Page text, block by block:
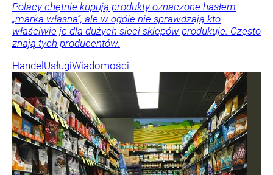
Polacy chętnie kupują produkty oznaczone hasłem
„marka własna”, ale w ogóle nie sprawdzają kto
właściwie je dla dużych sieci sklepów produkuje. Często
znają tych producentów.
Handel UsługiWiadomości